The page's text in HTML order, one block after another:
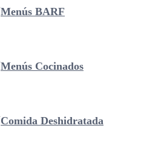
Menús BARF
Menús Cocinados
Comida Deshidratada